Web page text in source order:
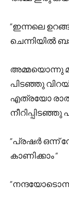
“ഇന്നലെ
ചെന്നിയിൽ
അമ്മയൊന്നു
പിടഞ്ഞു
എത്രയോ
“പ്രഷർ ഒന്ന്
കാണിക്കാം “